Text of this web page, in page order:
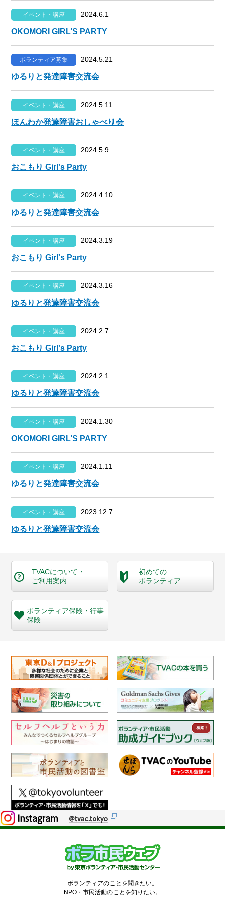
イベント・講座 2024.6.1
OKOMORI GIRL’S PARTY
ボランティア募集 2024.5.21
ゆるりと発達障害交流会
イベント・講座 2024.5.11
ほんわか発達障害おしゃべり会
イベント・講座 2024.5.9
おこもり Girl's Party
イベント・講座 2024.4.10
ゆるりと発達障害交流会
イベント・講座 2024.3.19
おこもり Girl's Party
イベント・講座 2024.3.16
ゆるりと発達障害交流会
イベント・講座 2024.2.7
おこもり Girl's Party
イベント・講座 2024.2.1
ゆるりと発達障害交流会
イベント・講座 2024.1.30
OKOMORI GIRL’S PARTY
イベント・講座 2024.1.11
ゆるりと発達障害交流会
イベント・講座 2023.12.7
ゆるりと発達障害交流会
TVACについて・
ご利用案内
初めての
ボランティア
ボランティア保険・行事
保険
ボランティアのことを聞きたい。
NPO・市民活動のことを知りたい。